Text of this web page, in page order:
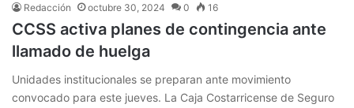
Redacción octubre 30, 2024 0 16
CCSS activa planes de contingencia ante
llamado de huelga
Unidades institucionales se preparan ante movimiento
convocado para este jueves. La Caja Costarricense de Seguro